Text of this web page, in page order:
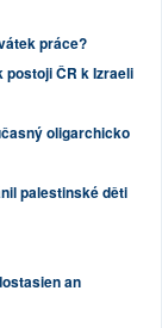
práce?
ČR k Izraeli
oligarchicko
palestinské děti
an